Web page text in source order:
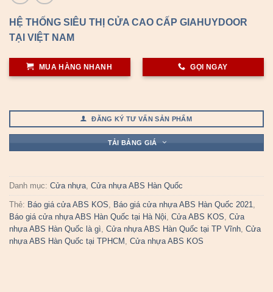
HỆ THỐNG SIÊU THỊ CỬA CAO CẤP GIAHUYDOOR
TẠI VIỆT NAM
MUA HÀNG NHANH GỌI NGAY
ĐĂNG KÝ TƯ VẤN SẢN PHẨM
TẢI BẢNG GIÁ
Danh mục: Cửa nhựa, Cửa nhựa ABS Hàn Quốc
Thẻ: Báo giá cửa ABS KOS, Báo giá cửa nhựa ABS Hàn Quốc 2021,
Báo giá cửa nhựa ABS Hàn Quốc tại Hà Nội, Cửa ABS KOS, Cửa
nhựa ABS Hàn Quốc là gì, Cửa nhựa ABS Hàn Quốc tại TP Vĩnh, Cửa
nhựa ABS Hàn Quốc tại TPHCM , Cửa nhựa ABS KOS